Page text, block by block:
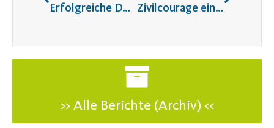
Erfolgreiche DAN-Prüfung in Esting Zivilcourage einmal anders – Helfen will gelernt sein!
>> Alle Berichte (Archiv) <<